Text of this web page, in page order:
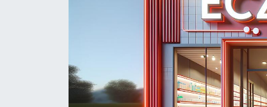
Süper Lig Puan Durumu ve Fikstür
Son Dakika Haberleri